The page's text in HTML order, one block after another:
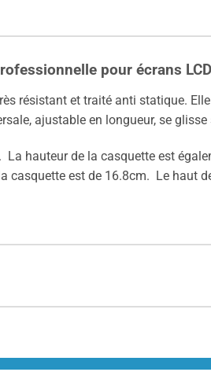
pour écrans LCD
résistant et traité anti statique.
ajustable en longueur, se
La hauteur de la casquette est
casquette est de 16.8cm. Le haut